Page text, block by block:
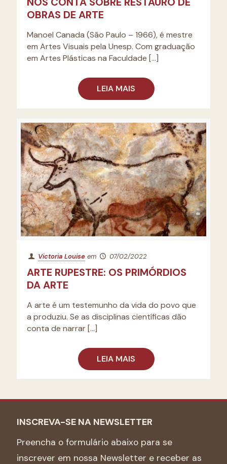
OBRAS DE ARTE
Manoel Canada (São Paulo – 1966), é mestre
em Artes Visuais pela Unesp. Com graduação
em Artes Plásticas na Faculdade […]
LEIA MAIS
Victoria Louise em 07/02/2022
ARTE RUPESTRE: OS PRIMÓRDIOS
DA ARTE
A arte é um testemunho da vida do povo que
a produziu. Se as disciplinas científicas dão
conta de narrar […]
LEIA MAIS
INSCREVA-SE NA NEWSLETTER
Preencha o formulário abaixo para se
inscrever em nossa Newsletter e receber as